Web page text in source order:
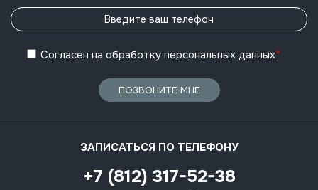
Согласен на обработку персональных данных*
ПОЗВОНИТЕ МНЕ
ЗАПИСАТЬСЯ ПО ТЕЛЕФОНУ
+7 (812) 317-52-38